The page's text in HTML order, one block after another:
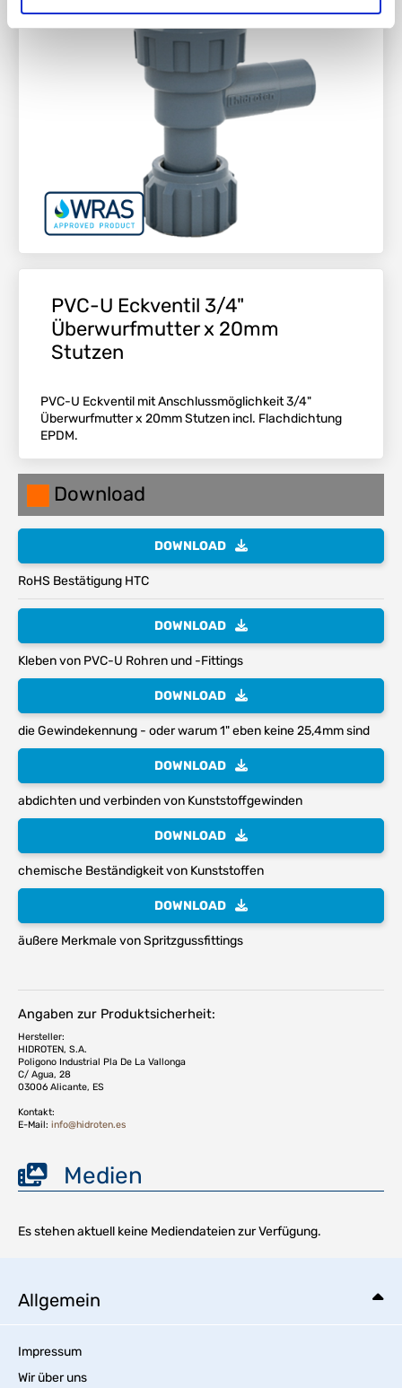
PVC-U Eckventil 3/4"
Überwurfmutter x 20mm
Stutzen
PVC-U Eckventil mit Anschlussmöglichkeit 3/4"
Überwurfmutter x 20mm Stutzen incl. Flachdichtung
EPDM.
Download
DOWNLOAD
RoHS Bestätigung HTC
DOWNLOAD
Kleben von PVC-U Rohren und -Fittings
DOWNLOAD
die Gewindekennung - oder warum 1" eben keine 25,4mm sind
DOWNLOAD
abdichten und verbinden von Kunststoffgewinden
DOWNLOAD
chemische Beständigkeit von Kunststoffen
DOWNLOAD
äußere Merkmale von Spritzgussfittings
Angaben zur Produktsicherheit:
Hersteller:
HIDROTEN, S.A.
Poligono Industrial Pla De La Vallonga
C/ Agua, 28
03006 Alicante, ES
Kontakt:
E-Mail: info@hidroten.es
Medien
Es stehen aktuell keine Mediendateien zur Verfügung.
Allgemein
Impressum
Wir über uns